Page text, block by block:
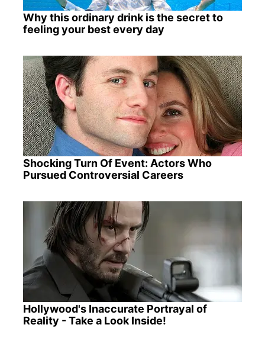
Why this ordinary drink is the secret to
feeling your best every day
Shocking Turn Of Event: Actors Who
Pursued Controversial Careers
Hollywood's Inaccurate Portrayal of
Reality - Take a Look Inside!